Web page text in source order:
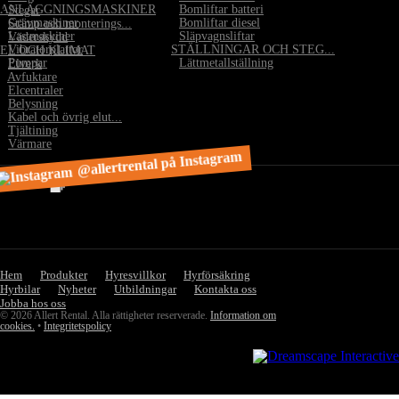
ANLÄGGNINGSMASKINER
Grävmaskiner
Lastmaskiner
•Vibratorplattor
Pumpar
Bomliftar batteri
Bomliftar diesel
Släpvagnsliftar
STÄLLNINGAR OCH STEG...
Lättmetallställning
•Stegar
Stämp och monterings...
Väderskydd
EL OCH KLIMAT
Elverk
Avfuktare
Elcentraler
Belysning
Kabel och övrig elut...
Tjältining
Värmare
@allertrental på Instagram
Hem Produkter Hyresvillkor
Hyrförsäkring
Hyrbilar
Nyheter Utbildningar
Kontakta oss
Jobba hos oss
© 2026 Allert Rental. Alla rättigheter reserverade. Information om
cookies. • Integritetspolicy